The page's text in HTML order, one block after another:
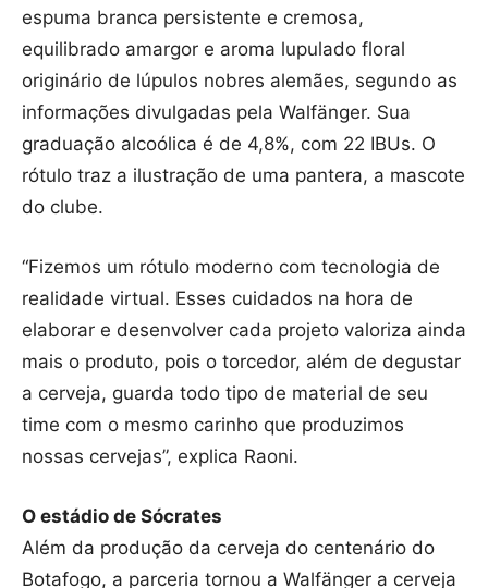
espuma branca persistente e cremosa,
equilibrado amargor e aroma lupulado floral
originário de lúpulos nobres alemães, segundo as
informações divulgadas pela Walfänger. Sua
graduação alcoólica é de 4,8%, com 22 IBUs. O
rótulo traz a ilustração de uma pantera, a mascote
do clube.
“Fizemos um rótulo moderno com tecnologia de
realidade virtual. Esses cuidados na hora de
elaborar e desenvolver cada projeto valoriza ainda
mais o produto, pois o torcedor, além de degustar
a cerveja, guarda todo tipo de material de seu
time com o mesmo carinho que produzimos
nossas cervejas”, explica Raoni.
O estádio de Sócrates
Além da produção da cerveja do centenário do
Botafogo, a parceria tornou a Walfänger a cerveja